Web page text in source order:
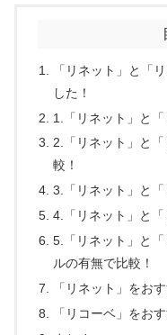
「リネット」と「
した！
1.「リネット」と
2.「リネット」と
較！
3.「リネット」と「
4.「リネット」と「
5.「リネット」と
ルの有無で比較！
「リネット」をお
「リコーベ」をお